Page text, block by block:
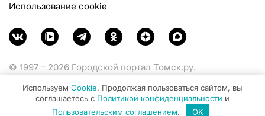
Использование cookie
© 1997 – 2026 Городской портал Томск.ру.
Министерства цифрового развития, связи и массовых
коммуникаций Российской Федерации.
Используем Cookie. Продолжая пользоваться сайтом, вы
соглашаетесь с Политикой конфиденциальности и
Пользовательским соглашением. OK